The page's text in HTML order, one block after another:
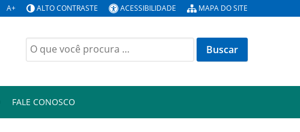
A+ ALTO CONTRASTE ACESSIBILIDADE MAPA DO SITE
Buscar
por:
FALE CONOSCO